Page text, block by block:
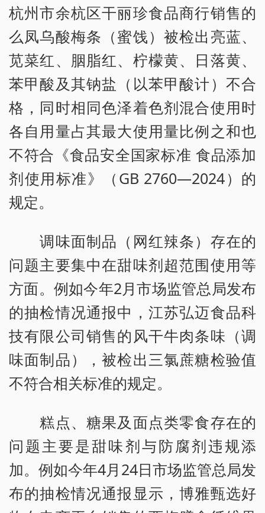
杭州市余杭区干丽珍食品商行销售的
么凤乌酸梅条（蜜饯）被检出亮蓝、
苋菜红、胭脂红、柠檬黄、日落黄、
苯甲酸及其钠盐（以苯甲酸计）不合
格，同时相同色泽着色剂混合使用时
各自用量占其最大使用量比例之和也
不符合《食品安全国家标准 食品添加
剂使用标准》（GB 2760—2024）的
规定。
调味面制品（网红辣条）存在的
问题主要集中在甜味剂超范围使用等
方面。例如今年2月市场监管总局发布
的抽检情况通报中，江苏弘迈食品科
技有限公司销售的风干牛肉条味（调
味面制品），被检出三氯蔗糖检验值
不符合相关标准的规定。
糕点、糖果及面点类零食存在的
问题主要是甜味剂与防腐剂违规添
加。例如今年4月24日市场监管总局发
布的抽检情况通报显示，博雅甄选好